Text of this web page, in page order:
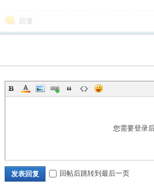
回复
您需要登录
发表回复 回帖后跳转到最后一页